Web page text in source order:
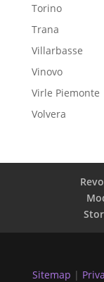
Torino
Trana
Villarbasse
Vinovo
Virle Piemonte
Volvera
Sitemap |